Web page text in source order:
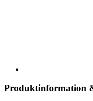
Produktinformation